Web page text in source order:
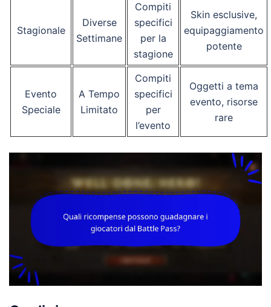
Stagionale
Diverse
Settimane
Compiti
specifici
per la
stagione
Skin esclusive,
equipaggiamento
potente
Evento
Speciale
A Tempo
Limitato
Compiti
specifici
per
l’evento
Oggetti a tema
evento, risorse
rare